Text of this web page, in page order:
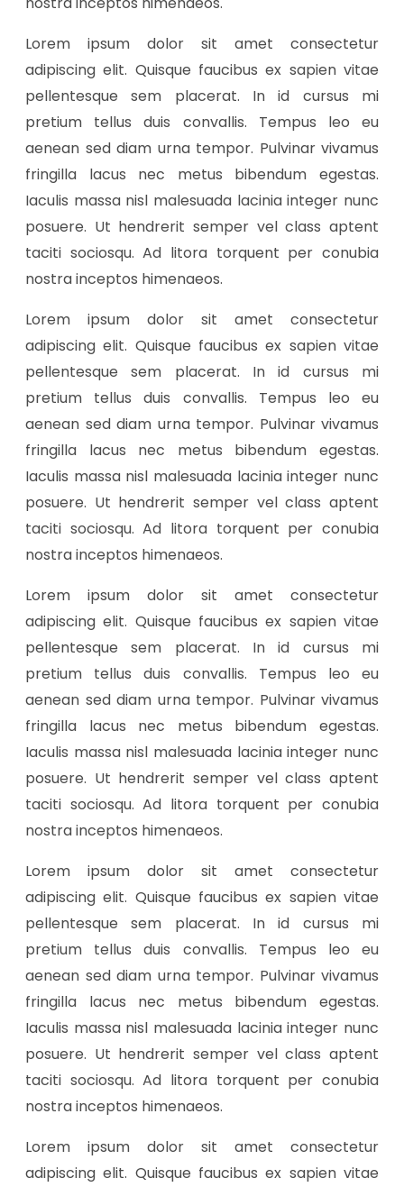
Lorem ipsum dolor sit amet consectetur
adipiscing elit. Quisque faucibus ex sapien vitae
pellentesque sem placerat. In id cursus mi
pretium tellus duis convallis. Tempus leo eu
aenean sed diam urna tempor. Pulvinar vivamus
fringilla lacus nec metus bibendum egestas.
Iaculis massa nisl malesuada lacinia integer nunc
posuere. Ut hendrerit semper vel class aptent
taciti sociosqu. Ad litora torquent per conubia
nostra inceptos himenaeos.
Lorem ipsum dolor sit amet consectetur
adipiscing elit. Quisque faucibus ex sapien vitae
pellentesque sem placerat. In id cursus mi
pretium tellus duis convallis. Tempus leo eu
aenean sed diam urna tempor. Pulvinar vivamus
fringilla lacus nec metus bibendum egestas.
Iaculis massa nisl malesuada lacinia integer nunc
posuere. Ut hendrerit semper vel class aptent
taciti sociosqu. Ad litora torquent per conubia
nostra inceptos himenaeos.
Lorem ipsum dolor sit amet consectetur
adipiscing elit. Quisque faucibus ex sapien vitae
pellentesque sem placerat. In id cursus mi
pretium tellus duis convallis. Tempus leo eu
aenean sed diam urna tempor. Pulvinar vivamus
fringilla lacus nec metus bibendum egestas.
Iaculis massa nisl malesuada lacinia integer nunc
posuere. Ut hendrerit semper vel class aptent
taciti sociosqu. Ad litora torquent per conubia
nostra inceptos himenaeos.
Lorem ipsum dolor sit amet consectetur
adipiscing elit. Quisque faucibus ex sapien vitae
pellentesque sem placerat. In id cursus mi
pretium tellus duis convallis. Tempus leo eu
aenean sed diam urna tempor. Pulvinar vivamus
fringilla lacus nec metus bibendum egestas.
Iaculis massa nisl malesuada lacinia integer nunc
posuere. Ut hendrerit semper vel class aptent
taciti sociosqu. Ad litora torquent per conubia
nostra inceptos himenaeos.
Lorem ipsum dolor sit amet consectetur
adipiscing elit. Quisque faucibus ex sapien vitae